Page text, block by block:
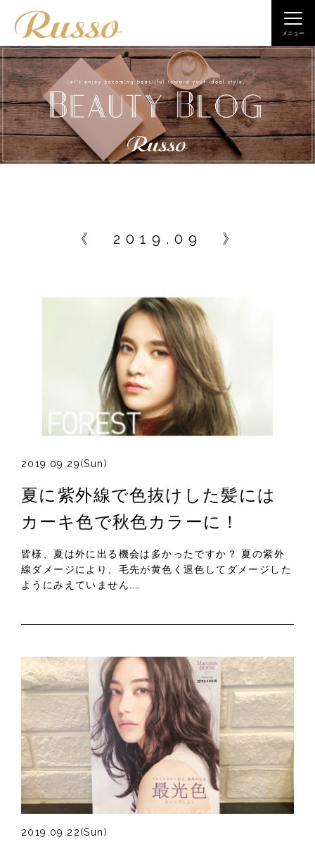
メニュー
《 2019.09 》
2019.09.29(Sun)
夏に紫外線で色抜けした髪には
カーキ色で秋色カラーに！
皆様、夏は外に出る機会は多かったですか？ 夏の紫外
線ダメージにより、毛先が黄色く退色してダメージした
ようにみえていません……
2019.09.22(Sun)